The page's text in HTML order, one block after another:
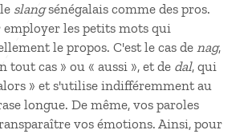
slangsénégalais comme des pros.
employer les petits mots qui
le propos. C'est le cas denag,
tout cas » ou « aussi », et de dal, qui
» et s'utilise indifféremment au
longue. De même, vos paroles
vos émotions. Ainsi, pour